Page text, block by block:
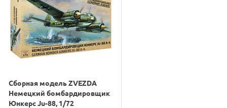
Сборная модель ZVEZDA
Немецкий бомбардировщик
Юнкерс Ju-88, 1/72